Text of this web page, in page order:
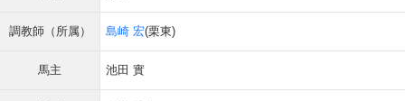
調教師（所属） 島崎 宏(栗東)
馬主 池田 實